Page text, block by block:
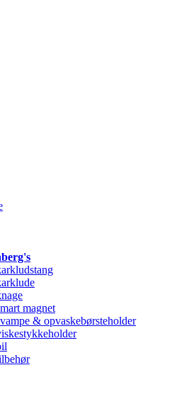
magnet
& opvaskebørsteholder